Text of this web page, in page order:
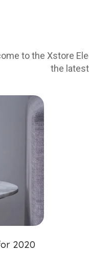
to the Xstore
the
2020